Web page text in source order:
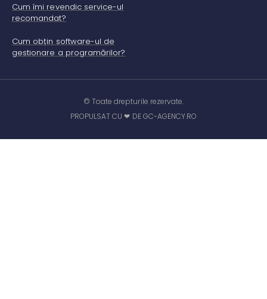
Cum îmi revendic service-ul
recomandat?
Cum obțin software-ul de
gestionare a programărilor?
© Toate drepturile rezervate.
PROPULSAT CU ❤ DE GC-AGENCY.RO